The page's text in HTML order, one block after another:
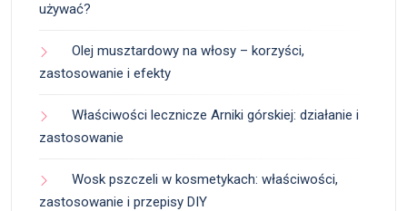
używać?
Olej musztardowy na włosy – korzyści,
zastosowanie i efekty
Właściwości lecznicze Arniki górskiej: działanie i
zastosowanie
Wosk pszczeli w kosmetykach: właściwości,
zastosowanie i przepisy DIY